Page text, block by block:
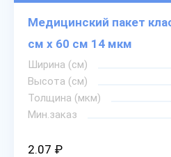
Медицинский пакет
см х 60 см 14 мкм
Ширина (см)
Высота (см)
Толщина (мкм)
Мин.заказ
2.07 ₽